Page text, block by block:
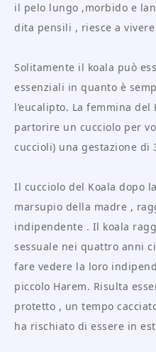
il pelo lungo ,morbido e
dita pensili , riesce a
Solitamente il koala può
essenziali in quanto è
l’eucalipto. La femmina
partorire un cucciolo per
cuccioli) una gestazione di
Il cucciolo del Koala dopo
marsupio della madre ,
indipendente . Il koala
sessuale nei quattro anni
fare vedere la loro
piccolo Harem. Risulta
protetto , un tempo
ha rischiato di essere in